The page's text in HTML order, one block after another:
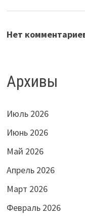
Нет
Архивы
Июль 2026
Июнь 2026
Май 2026
Апрель 2026
Март 2026
Февраль 2026